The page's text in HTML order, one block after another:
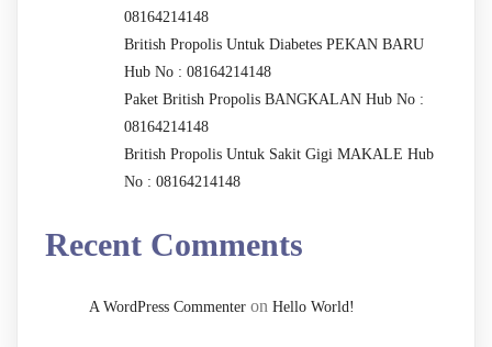
08164214148
British Propolis Untuk Diabetes PEKAN BARU
Hub No : 08164214148
Paket British Propolis BANGKALAN Hub No :
08164214148
British Propolis Untuk Sakit Gigi MAKALE Hub
No : 08164214148
Recent Comments
A WordPress Commenter on Hello World!